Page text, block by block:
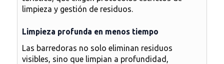
limpieza y gestión de residuos.
Limpieza profunda en menos tiempo
Las barredoras no solo eliminan residuos
visibles, sino que limpian a profundidad,